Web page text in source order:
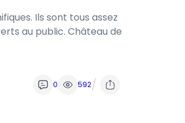
Ils sont tous assez
au public. Château de
0 592/